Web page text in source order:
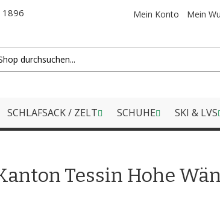
Mein Konto Mein
SCHLAFSACK / ZELT SCHUHE SKI & LVS
Tessin Hohe